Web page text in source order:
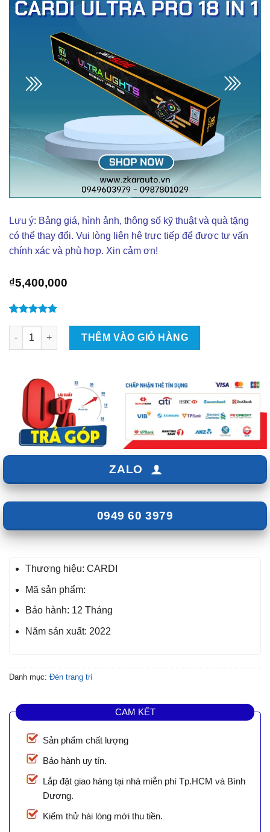
Lưu ý: Bảng giá, hình ảnh, thông số kỹ thuật và quà tặng
có thể thay đổi. Vui lòng liên hê trực tiếp để được tư vấn
chính xác và phù hợp. Xin cảm ơn!
₫5,400,000
dựa trên
đánh giá
Led Viền Nội Thất Cardi Ultra Pro 18 In 1 số lượng
THÊM VÀO GIỎ HÀNG
ZALO
0949 60 3979
Thương hiệu: CARDI
Mã sản phẩm:
Bảo hành: 12 Tháng
Năm sản xuất: 2022
Danh mục: Đèn trang trí
CAM KẾT
Sản phẩm chất lượng
Bảo hành uy tín.
Lắp đặt giao hàng tại nhà miễn phí Tp.HCM và Bình
Dương.
Kiểm thử hài lòng mới thu tiền.